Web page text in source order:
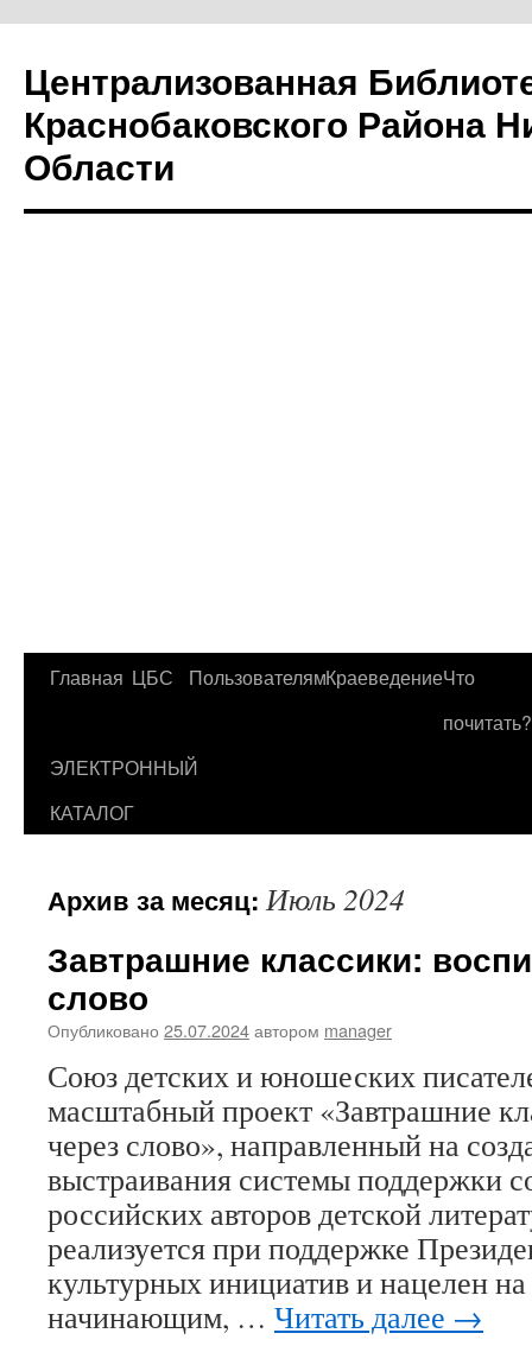
Централизованная
Краснобаковского Района
Области
Перейти
содержимому
Главная ЦБС ПользователямКраеведениеЧто
почитать?
ЭЛЕКТРОННЫЙ
КАТАЛОГ
Архив за месяц:Июль 2024
Завтрашние классики:
слово
Опубликовано 25.07.2024автором manager
Союз детских и юношеских
масштабный проект «Завтрашние
через слово», направленный на
выстраивания системы поддержки
российских авторов детской
реализуется при поддержке
культурных инициатив и нацелен
начинающим, … Читать далее →